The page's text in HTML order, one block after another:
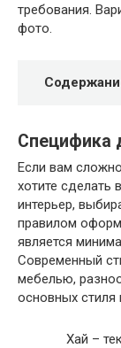
требования.
фото.
Специфика
Если вам
хотите сделать
интерьер,
правилом
является
Современный
мебелью,
основных стиля
Хай –